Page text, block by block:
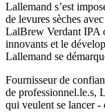
Lallemand s’est
de levures sèches
LalBrew Verdant IPA
innovants et le
Lallemand se
Fournisseur de
de professionnel.le.s,
qui veulent se lancer -